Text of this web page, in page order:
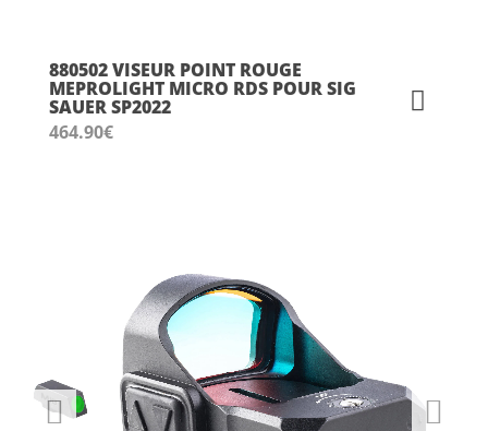
880502 VISEUR POINT ROUGE
MEPROLIGHT MICRO RDS POUR SIG
SAUER SP2022
464.90€